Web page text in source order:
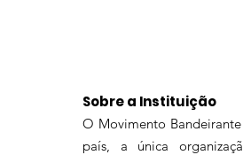
Sobre a Instituição
O Movimento
país, a única